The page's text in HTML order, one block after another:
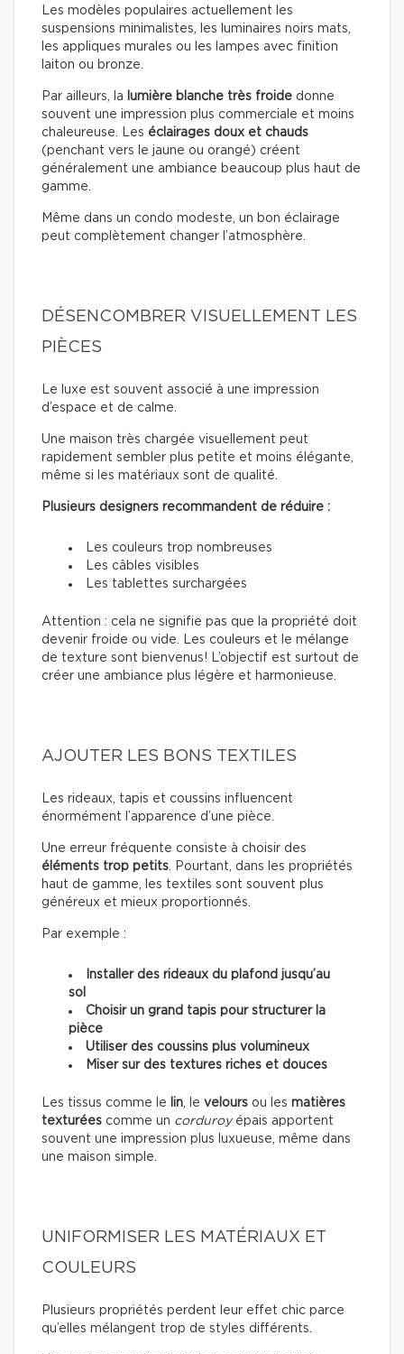
Les modèles populaires actuellement les
suspensions minimalistes, les luminaires noirs mats,
les appliques murales ou les lampes avec finition
laiton ou bronze.
Par ailleurs, la lumière blanche très froide donne
souvent une impression plus commerciale et moins
chaleureuse. Les éclairages doux et chauds
(penchant vers le jaune ou orangé) créent
généralement une ambiance beaucoup plus haut de
gamme.
Même dans un condo modeste, un bon éclairage
peut complètement changer l’atmosphère.
DÉSENCOMBRER VISUELLEMENT LES
PIÈCES
Le luxe est souvent associé à une impression
d’espace et de calme.
Une maison très chargée visuellement peut
rapidement sembler plus petite et moins élégante,
même si les matériaux sont de qualité.
Plusieurs designers recommandent de réduire :
Les couleurs trop nombreuses
Les câbles visibles
Les tablettes surchargées
Attention : cela ne signifie pas que la propriété doit
devenir froide ou vide. Les couleurs et le mélange
de texture sont bienvenus! L’objectif est surtout de
créer une ambiance plus légère et harmonieuse.
AJOUTER LES BONS TEXTILES
Les rideaux, tapis et coussins influencent
énormément l’apparence d’une pièce.
Une erreur fréquente consiste à choisir des
éléments trop petits. Pourtant, dans les propriétés
haut de gamme, les textiles sont souvent plus
généreux et mieux proportionnés.
Par exemple :
Installer des rideaux du plafond jusqu’au
sol
Choisir un grand tapis pour structurer la
pièce
Utiliser des coussins plus volumineux
Miser sur des textures riches et douces
Les tissus comme le lin, le velours ou les matières
texturées comme un corduroyépais apportent
souvent une impression plus luxueuse, même dans
une maison simple.
UNIFORMISER LES MATÉRIAUX ET
COULEURS
Plusieurs propriétés perdent leur effet chic parce
qu’elles mélangent trop de styles différents.